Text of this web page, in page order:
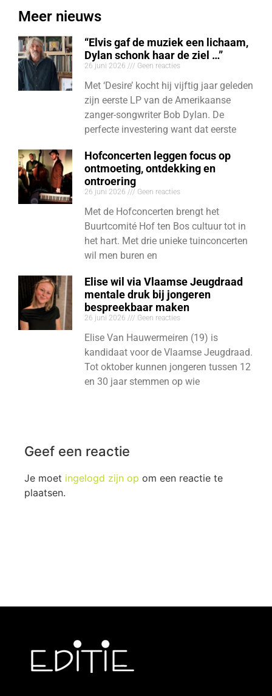
Meer nieuws
“Elvis gaf de muziek een lichaam,
Dylan schonk haar de ziel …”
26 juni 2026 Geen reacties
Met ‘Desire’ kocht hij vijftig jaar geleden
zijn eerste LP van de Amerikaanse
zanger-songwriter Bob Dylan. De
perfecte investering want dat eerste
Hofconcerten leggen focus op
ontmoeting, ontdekking en
ontroering
26 juni 2026 Geen reacties
Met de Hofconcerten brengt het
Buurtcomité Hof ten Bos cultuur tot in
het hart. Met drie unieke tuinconcerten
wil men buren en
Elise wil via Vlaamse Jeugdraad
mentale druk bij jongeren
bespreekbaar maken
26 juni 2026 Geen reacties
Elise Van Hauwermeiren (19) is
kandidaat voor de Vlaamse Jeugdraad.
Tot oktober kunnen jongeren tussen 12
en 30 jaar stemmen op wie
Geef een reactie
Je moet ingelogd zijn op om een reactie te
plaatsen.